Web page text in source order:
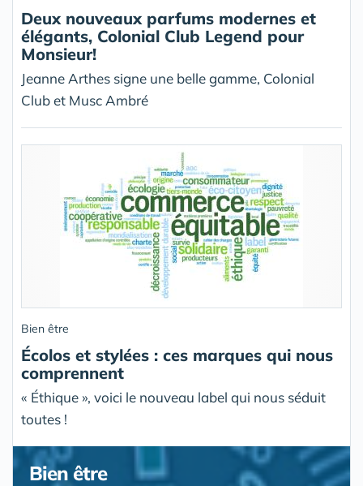
Deux nouveaux parfums modernes et
élégants, Colonial Club Legend pour
Monsieur!
Jeanne Arthes signe une belle gamme, Colonial
Club et Musc Ambré
Bien être
Écolos et stylées : ces marques qui nous
comprennent
« Éthique », voici le nouveau label qui nous séduit
toutes !
Bien être